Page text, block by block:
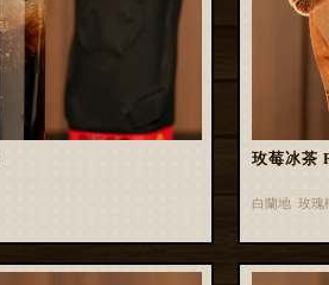
玫莓冰茶
白蘭地 玫瑰